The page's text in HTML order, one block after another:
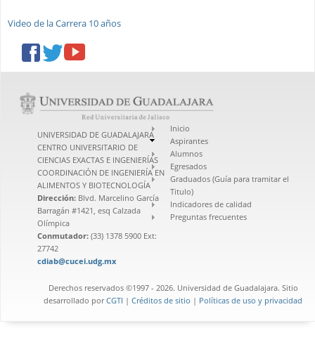
Video de la Carrera 10 años
facebooktwitter
UNIVERSIDAD DE GUADALAJARA
CENTRO UNIVERSITARIO DE
CIENCIAS EXACTAS E INGENIERÍAS
COORDINACIÓN DE INGENIERÍA EN
ALIMENTOS Y BIOTECNOLOGÍA
Dirección: Blvd. Marcelino García
Barragán #1421, esq Calzada
Olímpica
Conmutador: (33) 1378 5900 Ext:
27742
cdiab@cucei.udg.mx
Inicio
Aspirantes
Alumnos
Egresados
Graduados (Guía para tramitar el
Titulo)
Indicadores de calidad
Preguntas frecuentes
Derechos reservados ©1997 - 2026. Universidad de Guadalajara. Sitio
desarrollado porCGTI | Créditos de sitio | Políticas de uso y privacidad